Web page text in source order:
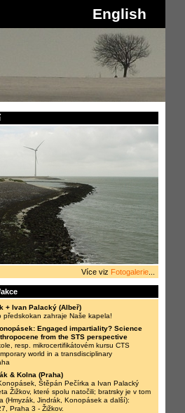
English
Více viz Fotogalerie
+ Ivan Palacký (Albeř)
předskokan zahraje Naše kapela!
Engaged impartiality? Science
from the STS perspective
resp. mikrocertifikátovém kursu CTS
world in a transdisciplinary
& Kolna (Praha)
Štěpán Pečírka a Ivan Palacký
Žižkov, které spolu natočili; bratrsky je v tom
(Hmyzák, Jindrák, Konopásek a další):
Praha 3 - Žižkov.